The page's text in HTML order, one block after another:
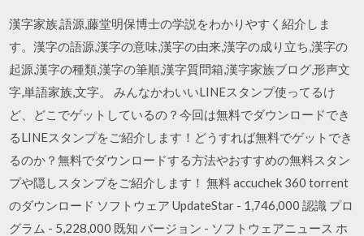
漢字家族,語源,藤堂明保博士の学説をわかりやすく紹介しま
す。漢字の語源,漢字の意味,漢字の由来,漢字の成り立ち,漢字の
起源,漢字の種類,漢字の筆順,漢字質問箱,漢字家族ブログ,形声文
字,単語家族,文字。 みんなかわいいLINEスタンプ使ってるけ
ど、どこでゲットしているの？今回は無料でダウンロードでき
るLINEスタンプをご紹介します！どうすれば無料でゲットでき
るのか？無料でダウンロードする方法やおすすめの無料スタン
プや隠しスタンプをご紹介します！ 無料 accuchek 360 torrent
のダウンロード ソフトウェア UpdateStar - 1,746,000 認識 プロ
グラム - 5,228,000 既知 バージョン - ソフトウェアニュース ホ